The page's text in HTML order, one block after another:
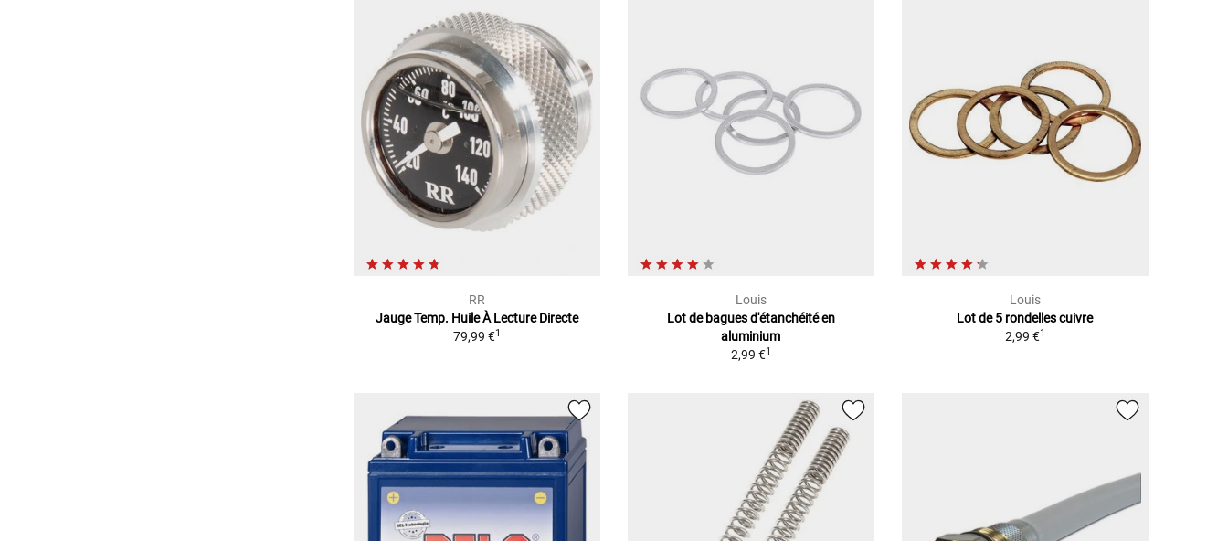
RR
Jauge Temp. Huile À Lecture Directe
79,99 €1
Louis
Lot de bagues d'étanchéité en
aluminium
2,99 €1
Louis
Lot de 5 rondelles cuivre
2,99 €1